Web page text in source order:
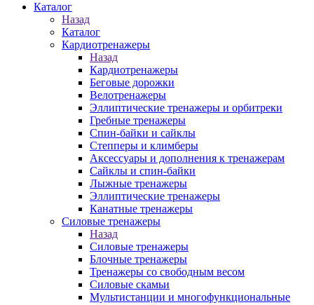
Каталог
Назад
Каталог
Кардиотренажеры
Назад
Кардиотренажеры
Беговые дорожки
Велотренажеры
Эллиптические тренажеры и орбитреки
Гребные тренажеры
Спин-байки и сайклы
Степперы и климберы
Аксессуары и дополнения к тренажерам
Сайклы и спин-байки
Лыжные тренажеры
Эллиптические тренажеры
Канатные тренажеры
Силовые тренажеры
Назад
Силовые тренажеры
Блочные тренажеры
Тренажеры со свободным весом
Силовые скамьи
Мультистанции и многофункциональные